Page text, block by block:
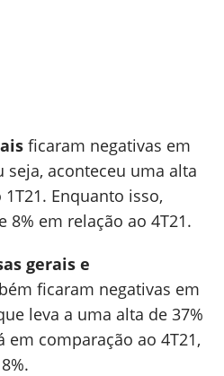
ficaram negativas em
seja, aconteceu uma alta
Enquanto isso,
em relação ao 4T21.
gerais e
ficaram negativas em
leva a uma alta de 37%
em comparação ao 4T21,